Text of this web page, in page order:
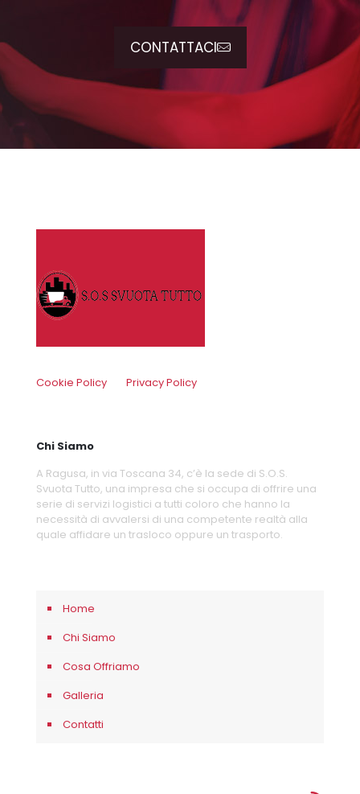
CONTATTACI
Cookie Policy Privacy Policy
Chi Siamo
A Ragusa, in via Toscana 34, c’è la sede di S.O.S.
Svuota Tutto, una impresa che si occupa di offrire una
serie di servizi logistici a tutti coloro che hanno la
necessità di avvalersi di una competente realtà alla
quale affidare un trasloco oppure un trasporto.
Home
Chi Siamo
Cosa Offriamo
Galleria
Contatti